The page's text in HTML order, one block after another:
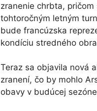
zranenie chrbta,
tohtoročným letným
bude francúzska
kondíciu stredného
Teraz sa objavila nová
zranení, čo by mohlo
obavy v budúcej